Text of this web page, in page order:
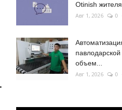
Otinish
Авг 1, 2026 0
объем...
Авг 1, 2026 0